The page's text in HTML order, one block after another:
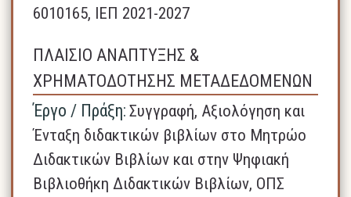
6010165, ΙΕΠ 2021-2027
ΠΛΑΙΣΙΟ ΑΝΑΠΤΥΞΗΣ &
ΧΡΗΜΑΤΟΔΟΤΗΣΗΣ ΜΕΤΑΔΕΔΟΜΕΝΩΝ
Έργο / Πράξη: Συγγραφή, Αξιολόγηση και
Ένταξη διδακτικών βιβλίων στο Μητρώο
Διδακτικών Βιβλίων και στην Ψηφιακή
Βιβλιοθήκη Διδακτικών Βιβλίων, ΟΠΣ